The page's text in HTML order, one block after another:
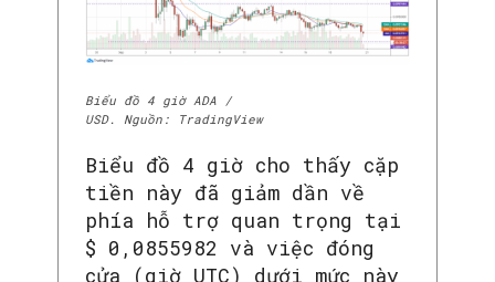
Biểu đồ 4 giờ ADA /
USD. Nguồn: TradingView
Biểu đồ 4 giờ cho thấy cặp
tiền này đã giảm dần về
phía hỗ trợ quan trọng tại
$ 0,0855982 và việc đóng
cửa (giờ UTC) dưới mức này